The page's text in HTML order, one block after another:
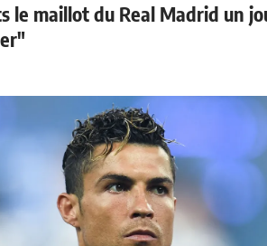
le maillot du Real Madrid un